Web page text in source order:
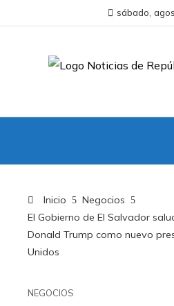
sábado,
Inicio
Negocios
El Gobierno de El Salvador
Donald Trump como nuevo
Unidos
NEGOCIOS